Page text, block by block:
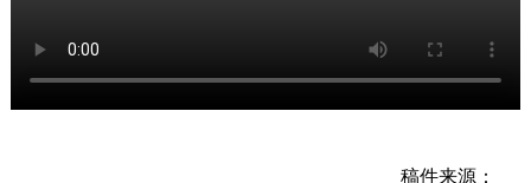
稿件来源：